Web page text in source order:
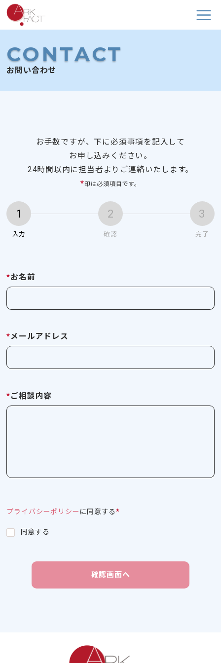
CONTACT
お問い合わせ
お手数ですが、下に必須事項を記入して
お申し込みください。
24時間以内に担当者よりご連絡いたします。
*印は必須項目です。
1
入力
2
確認
3
完了
*お名前
*メールアドレス
*ご相談内容
プライバシーポリシー に同意する*
同意する